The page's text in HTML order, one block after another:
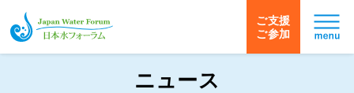
日本水フォーラム
ご支援
ご参加
ニュース